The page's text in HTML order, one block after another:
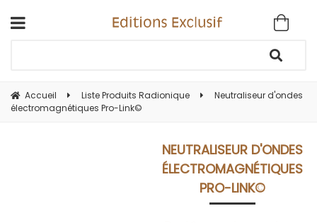
Accueil Liste Produits Radionique
Neutraliseur d'ondes
électromagnétiques Pro-Link©
NEUTRALISEUR D'ONDES
ÉLECTROMAGNÉTIQUES
PRO-LINK©